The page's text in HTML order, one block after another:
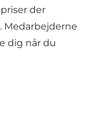
der
dig når du